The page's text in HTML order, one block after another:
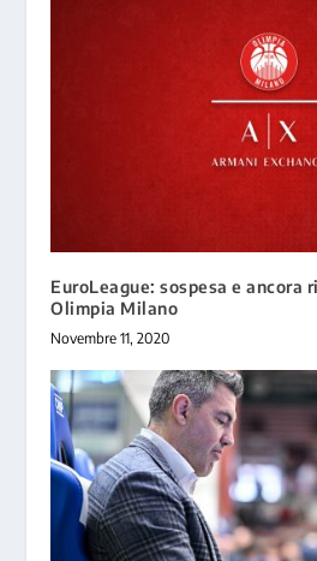
EuroLeague: sospesa e ancora
Olimpia Milano
Novembre 11, 2020